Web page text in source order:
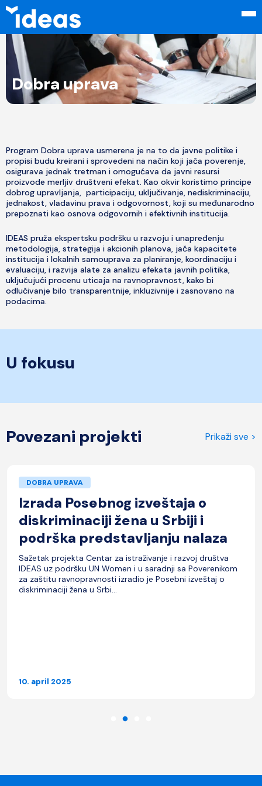
Dobra uprava
Program Dobra uprava usmerena je na to da javne politike i
propisi budu kreirani i sprovedeni na način koji jača poverenje,
osigurava jednak tretman i omogućava da javni resursi
proizvode merljiv društveni efekat. Kao okvir koristimo principe
dobrog upravljanja, participaciju, uključivanje, nediskriminaciju,
jednakost, vladavinu prava i odgovornost, koji su međunarodno
prepoznati kao osnova odgovornih i efektivnih institucija.
IDEAS pruža ekspertsku podršku u razvoju i unapređenju
metodologija, strategija i akcionih planova, jača kapacitete
institucija i lokalnih samouprava za planiranje, koordinaciju i
evaluaciju, i razvija alate za analizu efekata javnih politika,
uključujući procenu uticaja na ravnopravnost, kako bi
odlučivanje bilo transparentnije, inkluzivnije i zasnovano na
podacima.
U fokusu
Povezani projekti Prikaži sve >
DOBRA UPRAVA
Izrada Posebnog izveštaja o
diskriminaciji žena u Srbiji i
podrška predstavljanju nalaza
Sažetak projekta Centar za istraživanje i razvoj društva
IDEAS uz podršku UN Women i u saradnji sa Poverenikom
za zaštitu ravnopravnosti izradio je Posebni izveštaj o
diskriminaciji žena u Srbi...
10. april 2025